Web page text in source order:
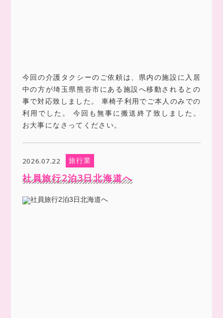
今回の介護タクシーのご依頼は、県内の施設に入居
中の方が埼玉県熊谷市にある施設へ移動されるとの
事で対応致しました。 車椅子利用でご本人のみでの
利用でした。 今回も無事に搬送終了致しました。
お大事になさってください。
2026.07.22 旅行業
社員旅行2泊3日北海道へ